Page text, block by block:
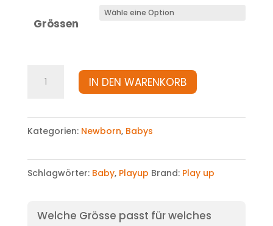
Grössen
Body
IN DEN WARENKORB
Kategorien: Newborn, Babys
Schlagwörter: Baby, Playup Brand: Play up
Welche Grösse passt für welches